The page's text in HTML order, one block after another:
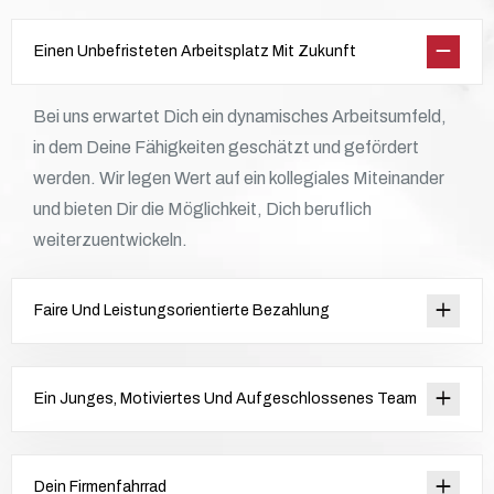
Einen Unbefristeten Arbeitsplatz Mit Zukunft
Bei uns erwartet Dich ein dynamisches Arbeitsumfeld,
in dem Deine Fähigkeiten geschätzt und gefördert
werden. Wir legen Wert auf ein kollegiales Miteinander
und bieten Dir die Möglichkeit, Dich beruflich
weiterzuentwickeln.
Faire Und Leistungsorientierte Bezahlung
Ein Junges, Motiviertes Und Aufgeschlossenes Team
Dein Firmenfahrrad